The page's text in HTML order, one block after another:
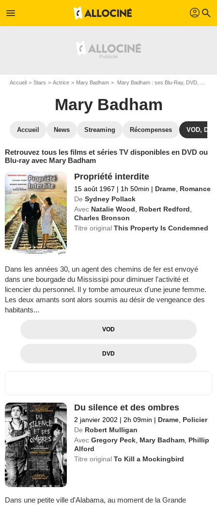
menu profil search
Accueil Stars Actrice Mary Badham Mary Badham : ses Blu-Ray, DVD, VOD, SVOD
Mary Badham
Accueil News Streaming Récompenses VOD, DVD
Retrouvez tous les films et séries TV disponibles en DVD ou
Blu-ray avec Mary Badham
Propriété interdite
15 août 1967 | 1h 50min | Drame Romance
De Sydney Pollack
Avec Natalie Wood Robert Redford
Charles Bronson
Titre originalThis Property Is Condemned
Dans les années 30, un agent des chemins de fer est envoyé
dans une bourgade du Mississipi pour diminuer l'activité et
licencier du personnel. Il y tombe amoureux d'une jeune femme.
Les deux amants sont alors soumis au désir de vengeance des
habitants...
VOD
DVD
Du silence et des ombres
2 janvier 2002 | 2h 09min | Drame Policier
De Robert Mulligan
Avec Gregory Peck Mary Badham Phillip
Alford
Titre originalTo Kill a Mockingbird
Dans une petite ville d'Alabama, au moment de la Grande